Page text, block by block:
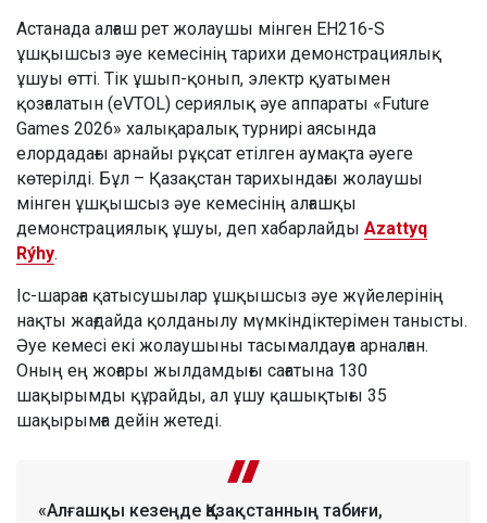
Астанада алғаш рет жолаушы мінген EH216-S
ұшқышсыз әуе кемесінің тарихи демонстрациялық
ұшуы өтті. Тік ұшып-қонып, электр қуатымен
қозғалатын (eVTOL) сериялық әуе аппараты «Future
Games 2026» халықаралық турнирі аясында
елордадағы арнайы рұқсат етілген аумақта әуеге
көтерілді. Бұл – Қазақстан тарихындағы жолаушы
мінген ұшқышсыз әуе кемесінің алғашқы
демонстрациялық ұшуы, деп хабарлайды Azattyq
Rýhy.
Іс-шараға қатысушылар ұшқышсыз әуе жүйелерінің
нақты жағдайда қолданылу мүмкіндіктерімен танысты.
Әуе кемесі екі жолаушыны тасымалдауға арналған.
Оның ең жоғары жылдамдығы сағатына 130
шақырымды құрайды, ал ұшу қашықтығы 35
шақырымға дейін жетеді.
«Алғашқы кезеңде Қазақстанның табиғи,